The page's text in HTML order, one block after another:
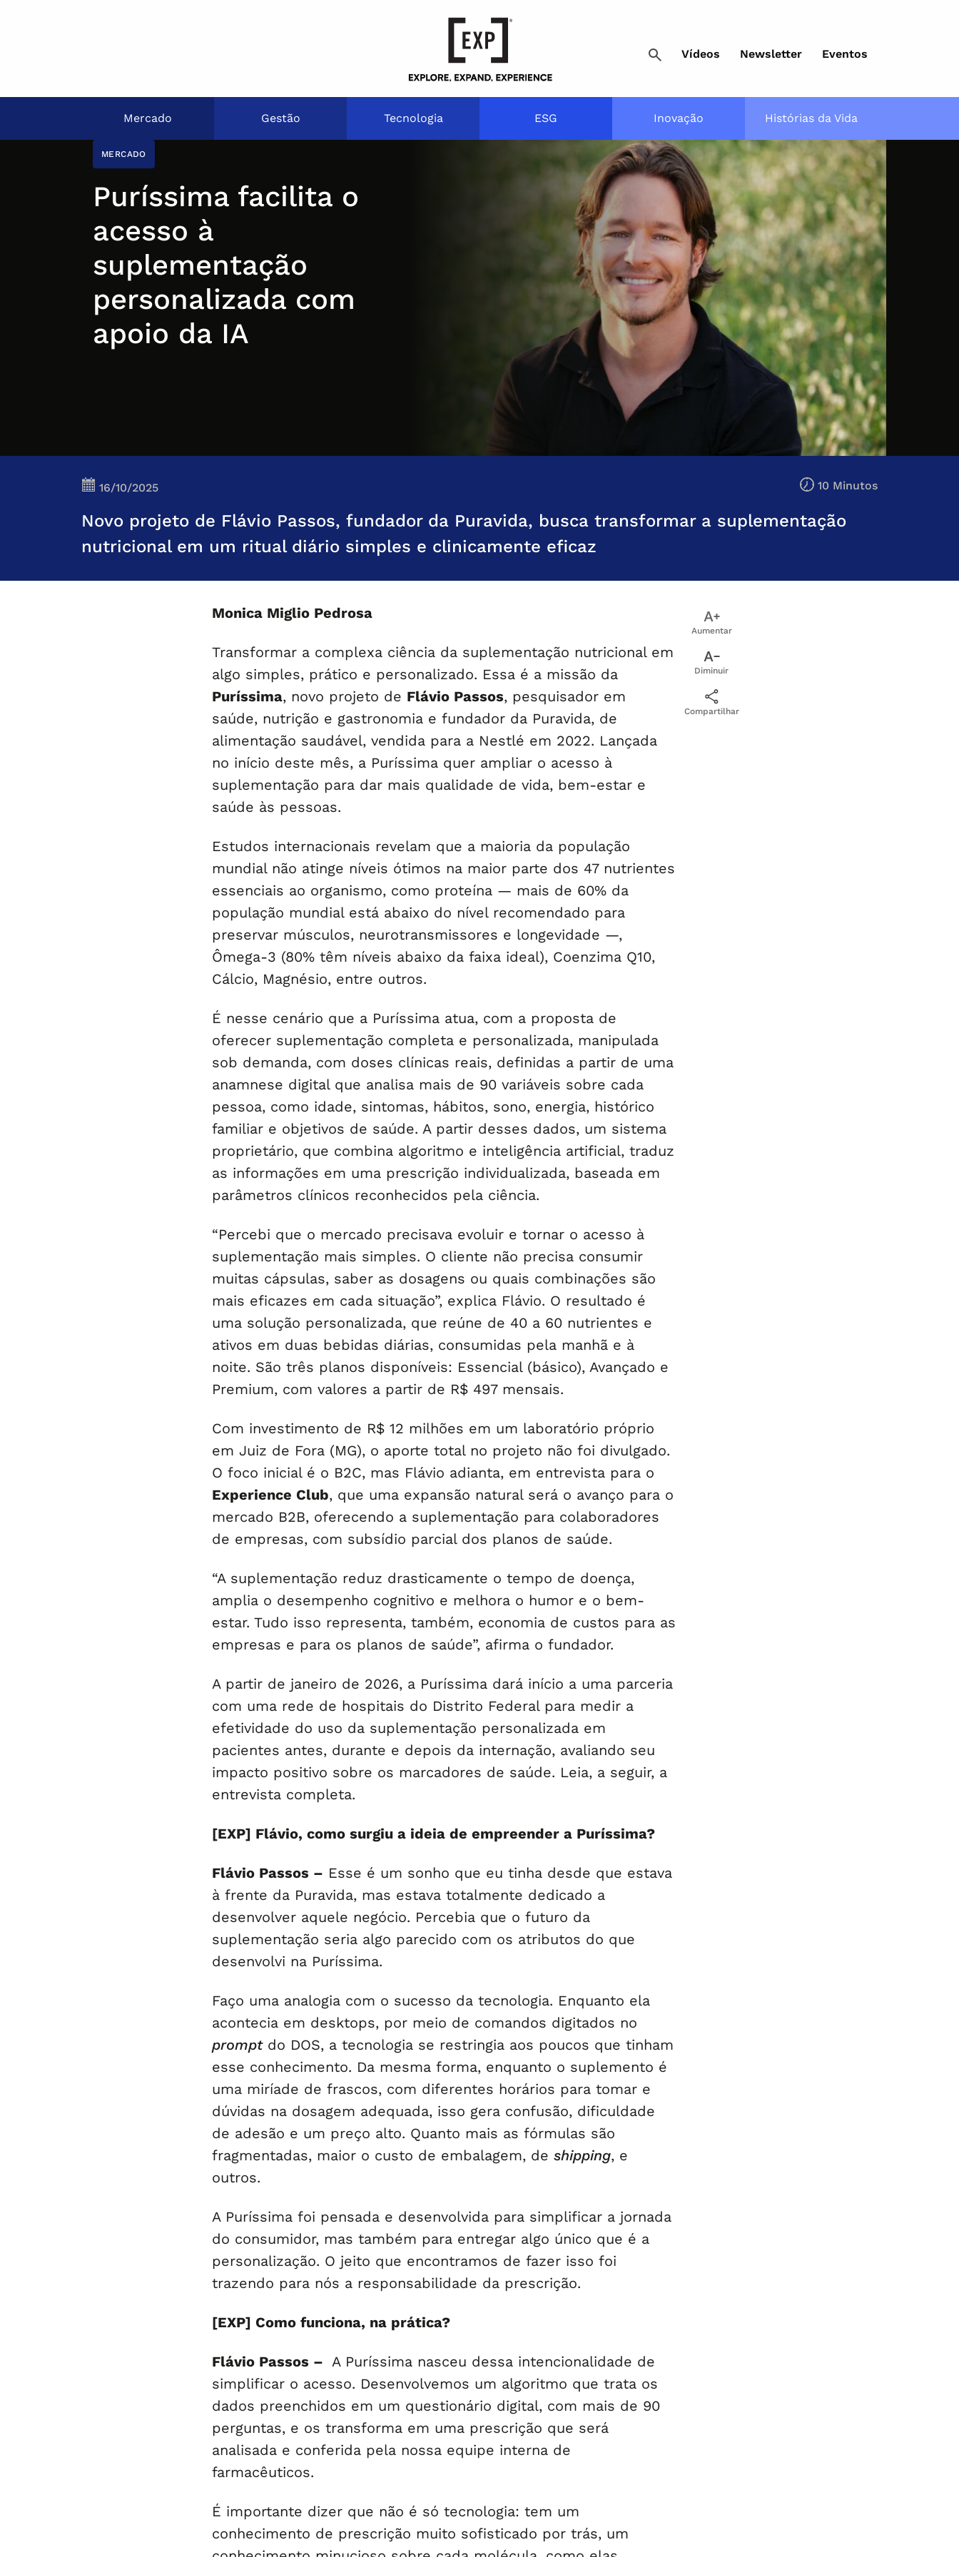
Vídeos Newsletter Eventos
Mercado Gestão Tecnologia ESG Inovação Histórias da Vida
MERCADO
Puríssima facilita o
acesso à
suplementação
personalizada com
apoio da IA
16/10/2025 10 Minutos
Novo projeto de Flávio Passos, fundador da Puravida, busca transformar a suplementação
nutricional em um ritual diário simples e clinicamente eficaz
Monica Miglio Pedrosa
Transformar a complexa ciência da suplementação nutricional em
algo simples, prático e personalizado. Essa é a missão da
Puríssima, novo projeto de Flávio Passos, pesquisador em
saúde, nutrição e gastronomia e fundador da Puravida, de
alimentação saudável, vendida para a Nestlé em 2022. Lançada
no início deste mês, a Puríssima quer ampliar o acesso à
suplementação para dar mais qualidade de vida, bem-estar e
saúde às pessoas.
Estudos internacionais revelam que a maioria da população
mundial não atinge níveis ótimos na maior parte dos 47 nutrientes
essenciais ao organismo, como proteína — mais de 60% da
população mundial está abaixo do nível recomendado para
preservar músculos, neurotransmissores e longevidade —,
Ômega-3 (80% têm níveis abaixo da faixa ideal), Coenzima Q10,
Cálcio, Magnésio, entre outros.
É nesse cenário que a Puríssima atua, com a proposta de
oferecer suplementação completa e personalizada, manipulada
sob demanda, com doses clínicas reais, definidas a partir de uma
anamnese digital que analisa mais de 90 variáveis sobre cada
pessoa, como idade, sintomas, hábitos, sono, energia, histórico
familiar e objetivos de saúde. A partir desses dados, um sistema
proprietário, que combina algoritmo e inteligência artificial, traduz
as informações em uma prescrição individualizada, baseada em
parâmetros clínicos reconhecidos pela ciência.
“Percebi que o mercado precisava evoluir e tornar o acesso à
suplementação mais simples. O cliente não precisa consumir
muitas cápsulas, saber as dosagens ou quais combinações são
mais eficazes em cada situação”, explica Flávio. O resultado é
uma solução personalizada, que reúne de 40 a 60 nutrientes e
ativos em duas bebidas diárias, consumidas pela manhã e à
noite. São três planos disponíveis: Essencial (básico), Avançado e
Premium, com valores a partir de R$ 497 mensais.
Com investimento de R$ 12 milhões em um laboratório próprio
em Juiz de Fora (MG), o aporte total no projeto não foi divulgado.
O foco inicial é o B2C, mas Flávio adianta, em entrevista para o
Experience Club, que uma expansão natural será o avanço para o
mercado B2B, oferecendo a suplementação para colaboradores
de empresas, com subsídio parcial dos planos de saúde.
“A suplementação reduz drasticamente o tempo de doença,
amplia o desempenho cognitivo e melhora o humor e o bem-
estar. Tudo isso representa, também, economia de custos para as
empresas e para os planos de saúde”, afirma o fundador.
A partir de janeiro de 2026, a Puríssima dará início a uma parceria
com uma rede de hospitais do Distrito Federal para medir a
efetividade do uso da suplementação personalizada em
pacientes antes, durante e depois da internação, avaliando seu
impacto positivo sobre os marcadores de saúde. Leia, a seguir, a
entrevista completa.
[EXP] Flávio, como surgiu a ideia de empreender a Puríssima?
Flávio Passos – Esse é um sonho que eu tinha desde que estava
à frente da Puravida, mas estava totalmente dedicado a
desenvolver aquele negócio. Percebia que o futuro da
suplementação seria algo parecido com os atributos do que
desenvolvi na Puríssima.
Faço uma analogia com o sucesso da tecnologia. Enquanto ela
acontecia em desktops, por meio de comandos digitados no
promptdo DOS, a tecnologia se restringia aos poucos que tinham
esse conhecimento. Da mesma forma, enquanto o suplemento é
uma miríade de frascos, com diferentes horários para tomar e
dúvidas na dosagem adequada, isso gera confusão, dificuldade
de adesão e um preço alto. Quanto mais as fórmulas são
fragmentadas, maior o custo de embalagem, de shipping, e
outros.
A Puríssima foi pensada e desenvolvida para simplificar a jornada
do consumidor, mas também para entregar algo único que é a
personalização. O jeito que encontramos de fazer isso foi
trazendo para nós a responsabilidade da prescrição.
[EXP] Como funciona, na prática?
Flávio Passos – A Puríssima nasceu dessa intencionalidade de
simplificar o acesso. Desenvolvemos um algoritmo que trata os
dados preenchidos em um questionário digital, com mais de 90
perguntas, e os transforma em uma prescrição que será
analisada e conferida pela nossa equipe interna de
farmacêuticos.
É importante dizer que não é só tecnologia: tem um
conhecimento de prescrição muito sofisticado por trás, um
Aumentar
Diminuir
Compartilhar